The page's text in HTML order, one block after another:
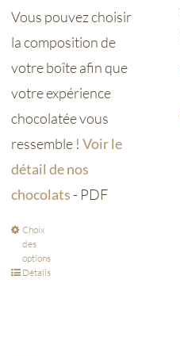
Vous pouvez choisir
la composition de
votre boîte afin que
votre expérience
chocolatée vous
ressemble !Voir le
détail de nos
chocolats - PDF
Choix
des
options
Détails